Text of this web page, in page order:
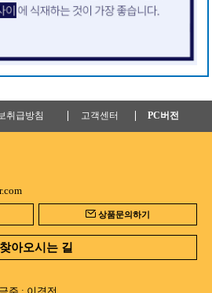
취급방침 고객센터 PC버전
상품문의하기
찾아오시는 길